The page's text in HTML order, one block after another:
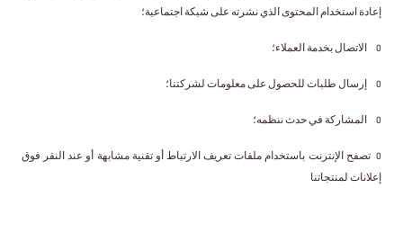
إعادة استخدام المحتوى الذي نشرته على شبكة اجتماعية؛
o الاتصال بخدمة العملاء؛
o إرسال طلبات للحصول على معلومات لشركتنا؛
o المشاركة في حدث ننظمه؛
o تصفح الإنترنت باستخدام ملفات تعريف الارتباط أو تقنية مشابهة أو عند النقر فوق
إعلانات لمنتجاتنا